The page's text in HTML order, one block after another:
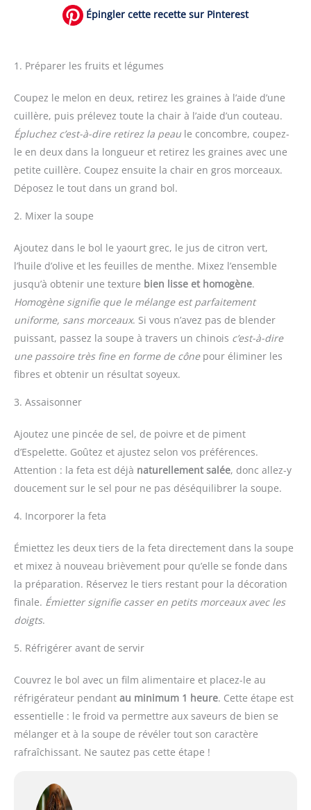
Épingler cette recette sur Pinterest
1. Préparer les fruits et légumes
Coupez le melon en deux, retirez les graines à l’aide d’une
cuillère, puis prélevez toute la chair à l’aide d’un couteau.
Épluchez c’est-à-dire retirez la peau le concombre, coupez-
le en deux dans la longueur et retirez les graines avec une
petite cuillère. Coupez ensuite la chair en gros morceaux.
Déposez le tout dans un grand bol.
2. Mixer la soupe
Ajoutez dans le bol le yaourt grec, le jus de citron vert,
l’huile d’olive et les feuilles de menthe. Mixez l’ensemble
jusqu’à obtenir une texture bien lisse et homogène.
Homogène signifie que le mélange est parfaitement
uniforme, sans morceaux. Si vous n’avez pas de blender
puissant, passez la soupe à travers un chinois c’est-à-dire
une passoire très fine en forme de cônepour éliminer les
fibres et obtenir un résultat soyeux.
3. Assaisonner
Ajoutez une pincée de sel, de poivre et de piment
d’Espelette. Goûtez et ajustez selon vos préférences.
Attention : la feta est déjà naturellement salée, donc allez-y
doucement sur le sel pour ne pas déséquilibrer la soupe.
4. Incorporer la feta
Émiettez les deux tiers de la feta directement dans la soupe
et mixez à nouveau brièvement pour qu’elle se fonde dans
la préparation. Réservez le tiers restant pour la décoration
finale. Émietter signifie casser en petits morceaux avec les
doigts.
5. Réfrigérer avant de servir
Couvrez le bol avec un film alimentaire et placez-le au
réfrigérateur pendant au minimum 1 heure. Cette étape est
essentielle : le froid va permettre aux saveurs de bien se
mélanger et à la soupe de révéler tout son caractère
rafraîchissant. Ne sautez pas cette étape !